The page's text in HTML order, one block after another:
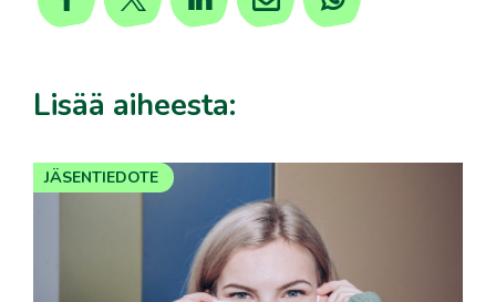
Lisää aiheesta:
JÄSENTIEDOTE